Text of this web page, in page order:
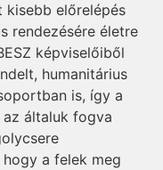
kisebb előrelépés
rendezésére életre
képviselőiből
humanitárius
is, így a
általuk fogva
a felek meg